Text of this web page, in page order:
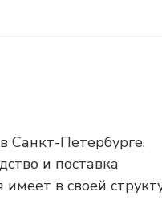
Санкт-Петербурге.
и поставка
в своей